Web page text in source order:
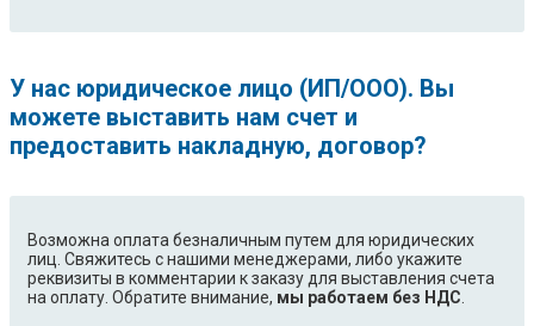
У нас юридическое лицо (ИП/ООО). Вы
можете выставить нам счет и
предоставить накладную, договор?
Возможна оплата безналичным путем для юридических
лиц. Свяжитесь с нашими менеджерами, либо укажите
реквизиты в комментарии к заказу для выставления счета
на оплату. Обратите внимание, мы работаем без НДС